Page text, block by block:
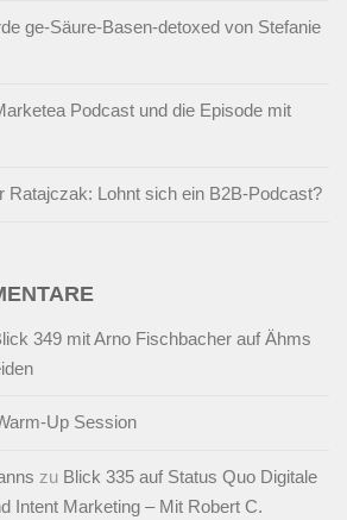
ge-Säure-Basen-detoxed von Stefanie
Podcast und die Episode mit
Ratajczak: Lohnt sich ein B2B-Podcast?
349 mit Arno Fischbacher auf Ähms
Up Session
zu Blick 335 auf Status Quo Digitale
Intent Marketing – Mit Robert C.